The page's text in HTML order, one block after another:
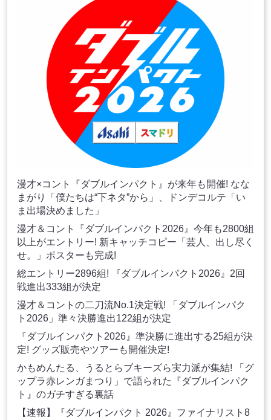
漫才×コント『ダブルインパクト』が来年も開催! なな
まがり「僕たちは“下ネタ”から」、ドンデコルテ「い
ま出場決めました」
漫才＆コント『ダブルインパクト2026』今年も2800組
以上がエントリー! 新キャッチコピー「芸人、出し尽く
せ。」ポスターも完成!
総エントリー2896組! 『ダブルインパクト2026』2回
戦進出333組が決定
漫才＆コントの二刀流No.1決定戦! 「ダブルインパク
ト2026」準々決勝進出122組が決定
『ダブルインパクト2026』準決勝に進出する25組が決
定! グッズ販売やツアーも開催決定!
かもめんたる、うるとらブキーズら実力派が集結! 「グ
ップラ赤レンガまつり」で語られた『ダブルインパク
ト』のガチすぎる裏話
【速報】『ダブルインパクト 2026』ファイナリスト8